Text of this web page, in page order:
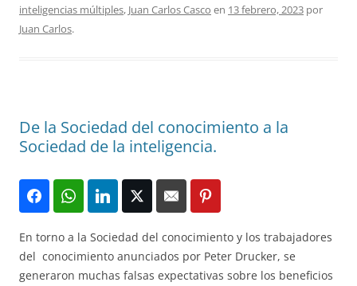
inteligencias múltiples, Juan Carlos Casco en 13 febrero, 2023 por
Juan Carlos.
De la Sociedad del conocimiento a la
Sociedad de la inteligencia.
En torno a la Sociedad del conocimiento y los trabajadores
del conocimiento anunciados por Peter Drucker, se
generaron muchas falsas expectativas sobre los beneficios